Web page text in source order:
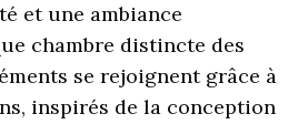
et une ambiance
chambre distincte des
se rejoignent grâce à
inspirés de la conception